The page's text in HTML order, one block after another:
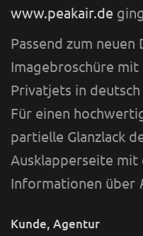
www.peakair.de
Passend zum
Imagebroschüre
Privatjets in
Für einen
partielle Glanzlack
Ausklapperseite
Informationen über
Kunde, Agentur